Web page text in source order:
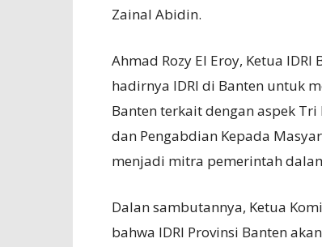
Zainal Abidin.
Ahmad Rozy El Eroy, Ketua
hadirnya IDRI di Banten untuk
Banten terkait dengan aspek
dan Pengabdian Kepada
menjadi mitra pemerintah
Dalan sambutannya, Ketua
bahwa IDRI Provinsi Banten